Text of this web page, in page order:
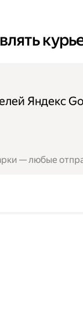
Яндекс Go
— любые